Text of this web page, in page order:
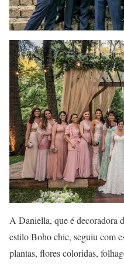
A Daniella, que é decoradora
estilo Boho chic, seguiu com
plantas, flores coloridas,